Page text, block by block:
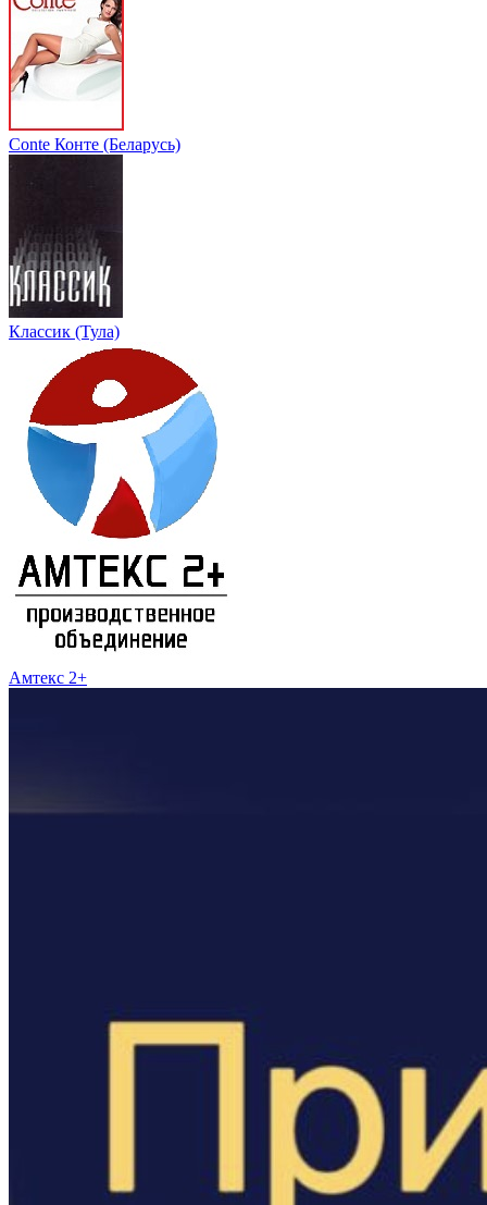
Conte Конте (Беларусь)
Классик (Тула)
Амтекс 2+